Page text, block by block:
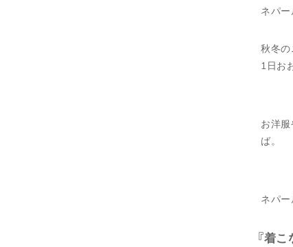
ネパ
秋冬
1日お
お洋
ば。
ネパ
着こ